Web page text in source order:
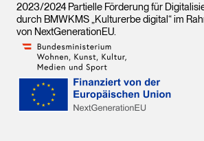
2023/2024 Partielle Förderung für
durch BMWKMS „Kulturerbe digital“ im
von NextGenerationEU.